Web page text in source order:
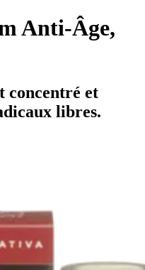
Anti-Âge,
concentré et
libres.